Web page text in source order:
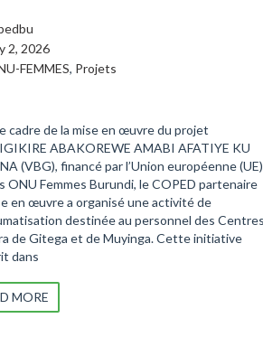
2, 2026
FEMMES, Projets
cadre de la mise en œuvre du projet
ABAKOREWE AMABI AFATIYE KU
(VBG), financé par l’Union européenne
ONU Femmes Burundi, le COPED partenaire
en œuvre a organisé une activité de
destinée au personnel des
de Gitega et de Muyinga. Cette initiative
dans
MORE